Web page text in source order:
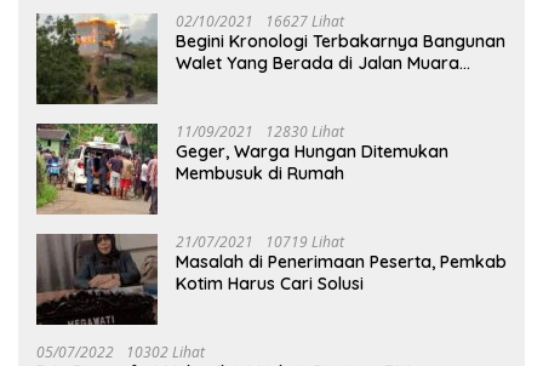
02/10/2021 16627 Lihat
Begini Kronologi Terbakarnya Bangunan
Walet Yang Berada di Jalan Muara
11/09/2021 12830 Lihat
Geger, Warga Hungan Ditemukan
Membusuk di Rumah
21/07/2021 10719 Lihat
Masalah di Penerimaan Peserta, Pemkab
Kotim Harus Cari Solusi
05/07/2022 10302 Lihat